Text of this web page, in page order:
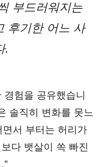
부드러워지는
후기한 어느 사
.
험을 공유했습니
솔직히 변화를 못느
서 부터는 허리가
다 뱃살이 쏙 빠진